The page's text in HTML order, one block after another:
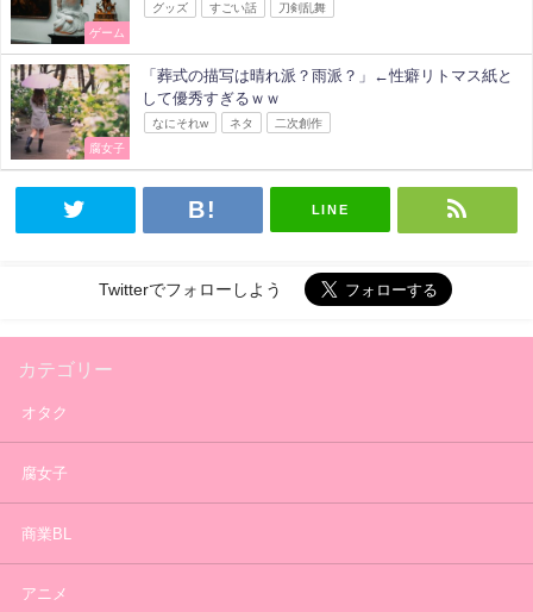
ゲーム
グッズ すごい話 刀剣乱舞
腐女子
「葬式の描写は晴れ派？雨派？」←性癖リトマス紙と
して優秀すぎるｗｗ
なにそれw ネタ 二次創作
LINE
Twitterでフォローしよう
カテゴリー
オタク
腐女子
商業BL
アニメ